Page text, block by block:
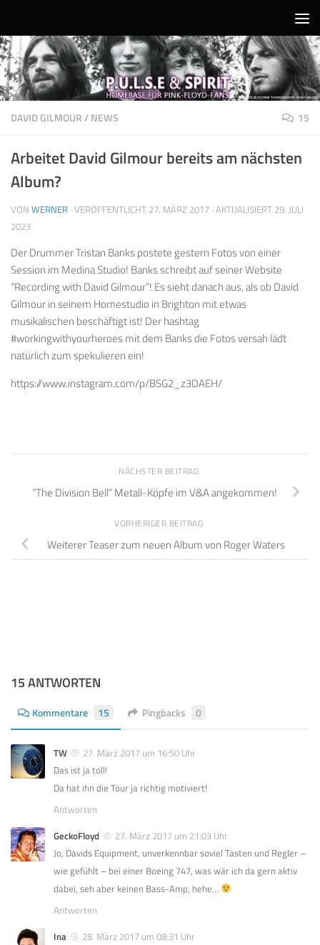
DAVID GILMOUR/NEWS 15
Arbeitet David Gilmour bereits am nächsten
Album?
VON WERNER · VERÖFFENTLICHT 27. MÄRZ 2017 · AKTUALISIERT 29. JULI
2023
Der Drummer Tristan Banks postete gestern Fotos von einer
Session im Medina Studio! Banks schreibt auf seiner Website
“Recording with David Gilmour”! Es sieht danach aus, als ob David
Gilmour in seinem Homestudio in Brighton mit etwas
musikalischen beschäftigt ist! Der hashtag
#workingwithyourheroes mit dem Banks die Fotos versah lädt
natürlich zum spekulieren ein!
https://www.instagram.com/p/BSG2_z3DAEH/
NÄCHSTER BEITRAG
“The Division Bell” Metall-Köpfe im V&A angekommen!
VORHERIGER BEITRAG
Weiterer Teaser zum neuen Album von Roger Waters
15 ANTWORTEN
Kommentare 15 Pingbacks 0
TW
27. März 2017 um 16:50 Uhr
Das ist ja toll!
Da hat ihn die Tour ja richtig motiviert!
Antworten
GeckoFloyd
27. März 2017 um 21:03 Uhr
Jo, Davids Equipment, unverkennbar soviel Tasten und Regler –
wie gefühlt – bei einer Boeing 747, was wär ich da gern aktiv
dabei, seh aber keinen Bass-Amp, hehe…
Antworten
Ina
28. März 2017 um 08:31 Uhr